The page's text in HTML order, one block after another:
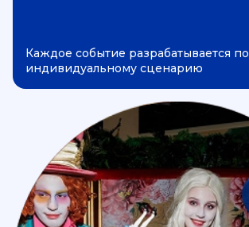
Каждое событие разрабатывается по
индивидуальному сценарию